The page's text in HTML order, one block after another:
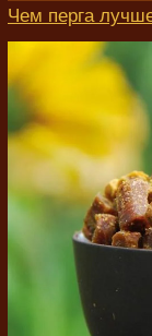
Чем перга